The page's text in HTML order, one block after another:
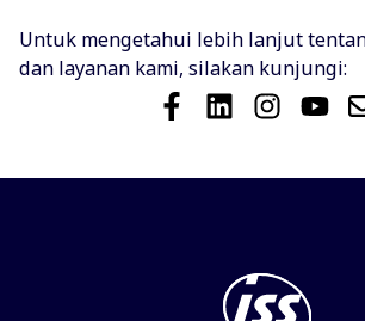
Untuk mengetahui lebih lanjut
dan layanan kami, silakan kunjungi: